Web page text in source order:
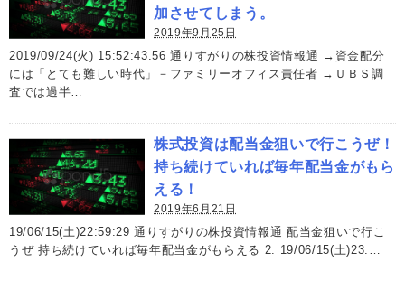
加させてしまう。
2019年9月25日
2019/09/24(火) 15:52:43.56 通りすがりの株投資情報通 →資金配分
には「とても難しい時代」－ファミリーオフィス責任者 →ＵＢＳ調
査では過半…
株式投資は配当金狙いで行こうぜ！
持ち続けていれば毎年配当金がもら
える！
2019年6月21日
19/06/15(土)22:59:29 通りすがりの株投資情報通 配当金狙いで行こ
うぜ 持ち続けていれば毎年配当金がもらえる 2: 19/06/15(土)23:…